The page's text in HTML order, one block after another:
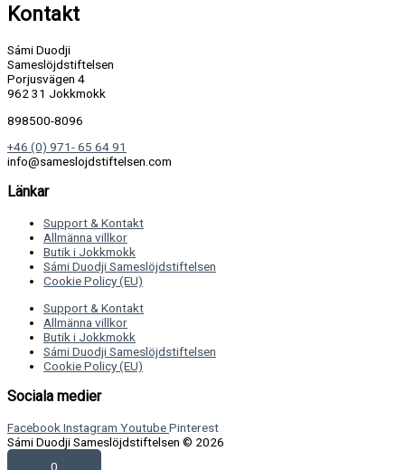
Kontakt
Sámi Duodji
Sameslöjdstiftelsen
Porjusvägen 4
962 31 Jokkmokk
898500-8096
+46 (0) 971- 65 64 91
info@sameslojdstiftelsen.com
Länkar
Support & Kontakt
Allmänna villkor
Butik i Jokkmokk
Sámi Duodji Sameslöjdstiftelsen
Cookie Policy (EU)
Support & Kontakt
Allmänna villkor
Butik i Jokkmokk
Sámi Duodji Sameslöjdstiftelsen
Cookie Policy (EU)
Sociala medier
Facebook Instagram YoutubePinterest
Sámi Duodji Sameslöjdstiftelsen © 2026
0